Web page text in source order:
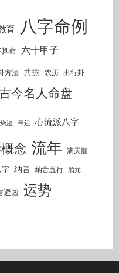
育 八字命例
命 六十甲子
方法 共振 农历 出行卦
今名人命盘
湿 年运 心流派八字
念 流年 滴天髓
字 纳音 纳音五行 胎元
避凶 运势